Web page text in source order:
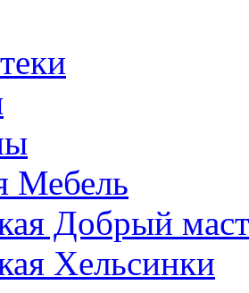
Мебель
Добрый
Хельсинки